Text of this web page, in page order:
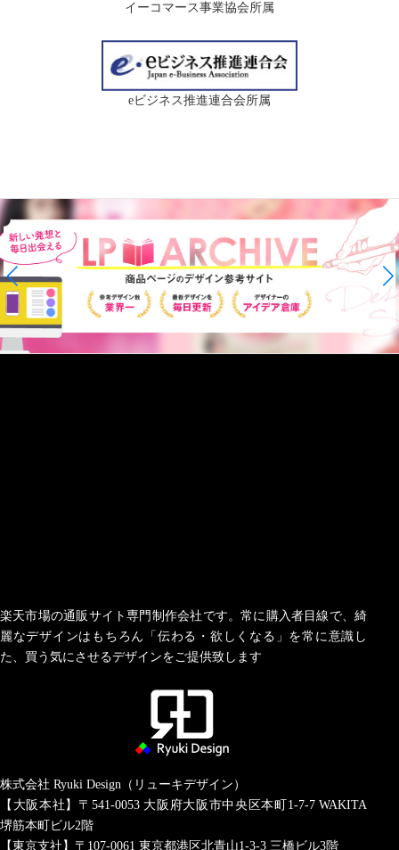
イーコマース事業協会所属
eビジネス推進連合会所属
楽天市場の通販サイト専門制作会社です。常に購入者目線で、綺
麗なデザインはもちろん「伝わる・欲しくなる」を常に意識し
た、買う気にさせるデザインをご提供致します
株式会社 Ryuki Design（リューキデザイン）
【大阪本社】〒541-0053大阪府大阪市中央区本町1-7-7 WAKITA
堺筋本町ビル2階
【東京支社】〒107-0061 東京都港区北青山1-3-3 三橋ビル3階